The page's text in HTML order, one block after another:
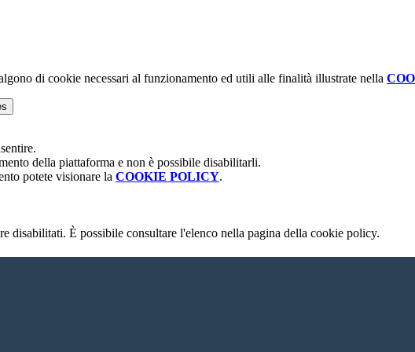
di cookie necessari al funzionamento ed utili alle finalità illustrate nella
della piattaforma e non è possibile disabilitarli.
potete visionare la COOKIE POLICY.
disabilitati. È possibile consultare l'elenco nella pagina della cookie policy.